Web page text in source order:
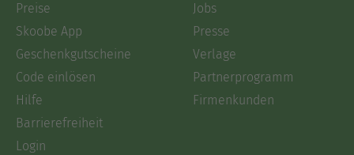
Preise
Skoobe App
Geschenkgutscheine
Code einlösen
Hilfe
Barrierefreiheit
Login
Jobs
Presse
Verlage
Partnerprogramm
Firmenkunden